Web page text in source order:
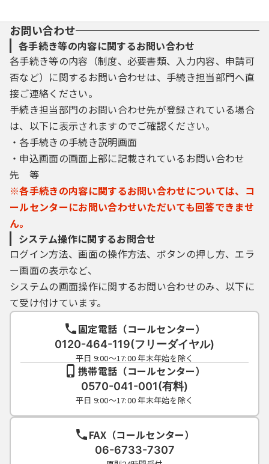
お問い合わせ
各手続き等の内容に関するお問い合わせ
各手続き等の内容（制度、必要書類、入力内容、申請可
否など）に関するお問い合わせは、手続き担当部門へ直
接ご連絡ください。
手続き担当部門のお問い合わせ先が登録されている場合
は、以下に表示されますのでご確認ください。
・各手続きの手続き説明画面
・申込画面の画面上部に記載されているお問い合わせ
先 等
※各手続きの内容に関するお問い合わせについては、コ
ールセンターにお問い合わせいただいても回答できませ
ん。
システム操作に関するお問合せ
ログイン方法、画面の操作方法、ボタンの押し方、エラ
ー画面の表示など、
システムの画面操作に関するお問い合わせのみ、以下に
て受け付けています。
固定電話（コールセンター）
0120-464-119(フリーダイヤル)
平日 9:00～17:00 年末年始を除く
携帯電話（コールセンター）
0570-041-001(有料)
平日 9:00～17:00 年末年始を除く
FAX（コールセンター）
06-6733-7307